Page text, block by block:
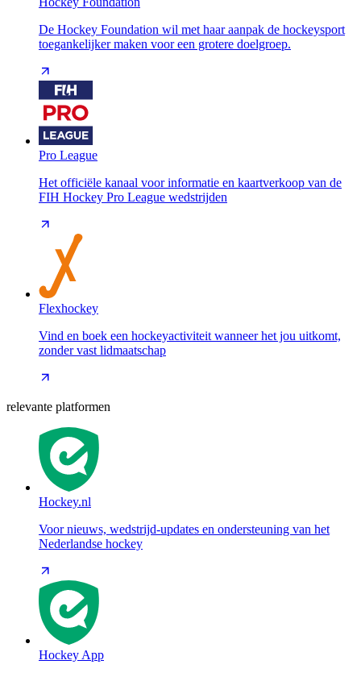
De Hockey Foundation wil met haar aanpak de hockeysport
toegankelijker maken voor een grotere doelgroep.
Pro League
Het officiële kanaal voor informatie en kaartverkoop van de
FIH Hockey Pro League wedstrijden
Flexhockey
Vind en boek een hockeyactiviteit wanneer het jou uitkomt,
zonder vast lidmaatschap
relevante platformen
Hockey.nl
Voor nieuws, wedstrijd-updates en ondersteuning van het
Nederlandse hockey
Hockey App